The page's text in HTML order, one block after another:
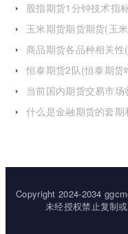
股指期货1分钟技术指
玉米期货期货期货(玉
商品期货各品种相关
恒泰期货2队(恒泰期货
当前国内期货交易市
什么是金融期货的套
Copyright 2024-2034
未经授权禁止复制